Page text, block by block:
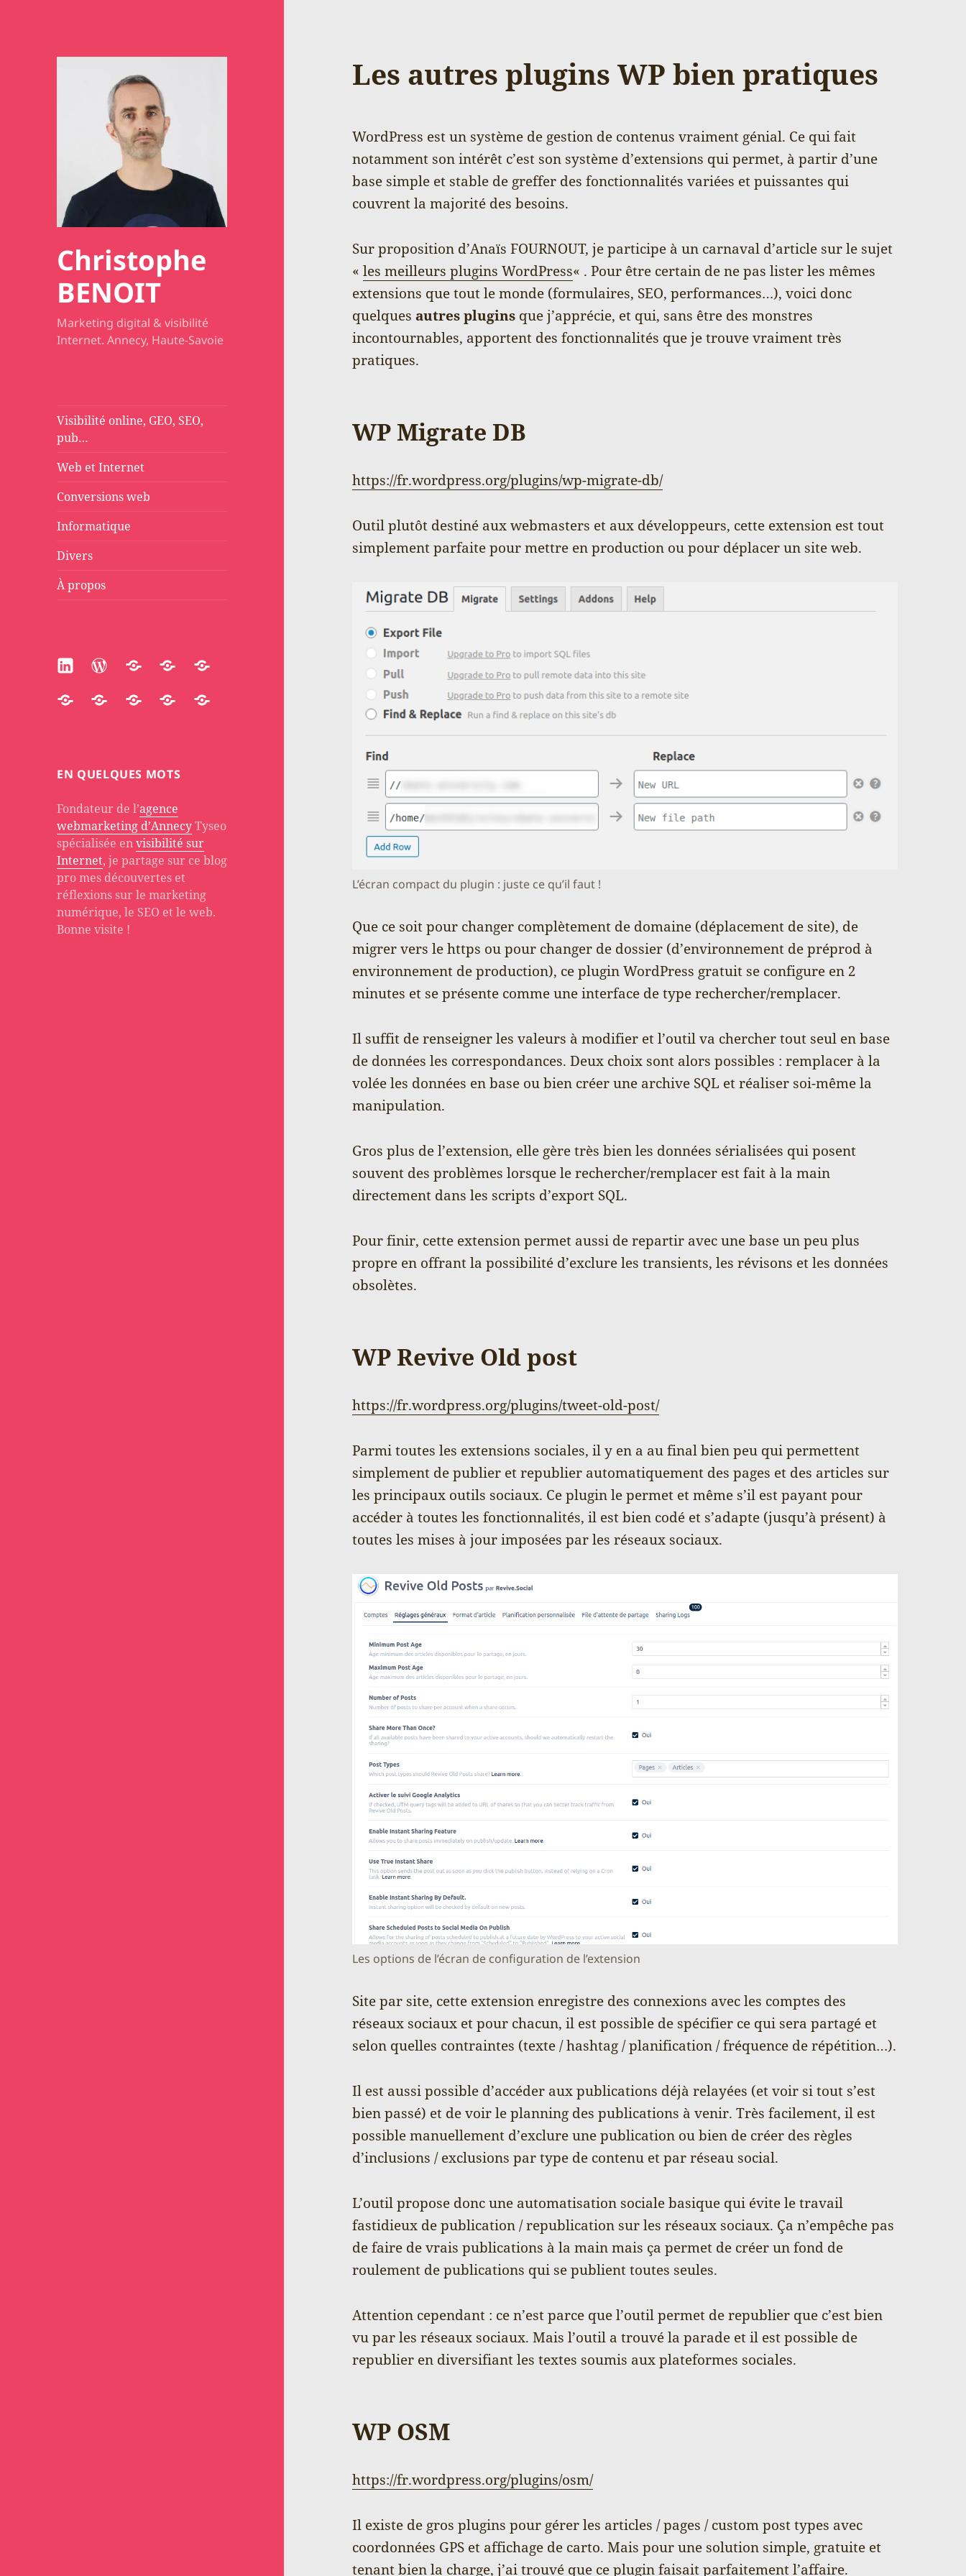
Christophe
BENOIT
Marketing digital & visibilité
Internet. Annecy, Haute-Savoie
Visibilité online, GEO, SEO,
pub…
Web et Internet
Conversions web
Informatique
Divers
À propos
LinkedinWordPressParticipateHuggingface
Substack
Accredible
QuoraStackoverflow
AboutPH
EN QUELQUES MOTS
Fondateur de l’agence
webmarketing d’AnnecyTyseo
spécialisée envisibilité sur
Internet, je partage sur ce blog
pro mes découvertes et
réflexions sur le marketing
numérique, le SEO et le web.
Bonne visite !
Les autres plugins WP bien pratiques
WordPress est un système de gestion de contenus vraiment génial. Ce qui fait
notamment son intérêt c’est son système d’extensions qui permet, à partir d’une
base simple et stable de greffer des fonctionnalités variées et puissantes qui
couvrent la majorité des besoins.
Sur proposition d’Anaïs FOURNOUT, je participe à un carnaval d’article sur le sujet
«les meilleurs plugins WordPress« . Pour être certain de ne pas lister les mêmes
extensions que tout le monde (formulaires, SEO, performances…), voici donc
quelques autres plugins que j’apprécie, et qui, sans être des monstres
incontournables, apportent des fonctionnalités que je trouve vraiment très
pratiques.
WP Migrate DB
https://fr.wordpress.org/plugins/wp-migrate-db/
Outil plutôt destiné aux webmasters et aux développeurs, cette extension est tout
simplement parfaite pour mettre en production ou pour déplacer un site web.
L’écran compact du plugin : juste ce qu’il faut !
Que ce soit pour changer complètement de domaine (déplacement de site), de
migrer vers le https ou pour changer de dossier (d’environnement de préprod à
environnement de production), ce plugin WordPress gratuit se configure en 2
minutes et se présente comme une interface de type rechercher/remplacer.
Il suffit de renseigner les valeurs à modifier et l’outil va chercher tout seul en base
de données les correspondances. Deux choix sont alors possibles : remplacer à la
volée les données en base ou bien créer une archive SQL et réaliser soi-même la
manipulation.
Gros plus de l’extension, elle gère très bien les données sérialisées qui posent
souvent des problèmes lorsque le rechercher/remplacer est fait à la main
directement dans les scripts d’export SQL.
Pour finir, cette extension permet aussi de repartir avec une base un peu plus
propre en offrant la possibilité d’exclure les transients, les révisons et les données
obsolètes.
WP Revive Old post
https://fr.wordpress.org/plugins/tweet-old-post/
Parmi toutes les extensions sociales, il y en a au final bien peu qui permettent
simplement de publier et republier automatiquement des pages et des articles sur
les principaux outils sociaux. Ce plugin le permet et même s’il est payant pour
accéder à toutes les fonctionnalités, il est bien codé et s’adapte (jusqu’à présent) à
toutes les mises à jour imposées par les réseaux sociaux.
Les options de l’écran de configuration de l’extension
Site par site, cette extension enregistre des connexions avec les comptes des
réseaux sociaux et pour chacun, il est possible de spécifier ce qui sera partagé et
selon quelles contraintes (texte / hashtag / planification / fréquence de répétition…).
Il est aussi possible d’accéder aux publications déjà relayées (et voir si tout s’est
bien passé) et de voir le planning des publications à venir. Très facilement, il est
possible manuellement d’exclure une publication ou bien de créer des règles
d’inclusions / exclusions par type de contenu et par réseau social.
L’outil propose donc une automatisation sociale basique qui évite le travail
fastidieux de publication / republication sur les réseaux sociaux. Ça n’empêche pas
de faire de vrais publications à la main mais ça permet de créer un fond de
roulement de publications qui se publient toutes seules.
Attention cependant : ce n’est parce que l’outil permet de republier que c’est bien
vu par les réseaux sociaux. Mais l’outil a trouvé la parade et il est possible de
republier en diversifiant les textes soumis aux plateformes sociales.
WP OSM
https://fr.wordpress.org/plugins/osm/
Il existe de gros plugins pour gérer les articles / pages / custom post types avec
coordonnées GPS et affichage de carto. Mais pour une solution simple, gratuite et
tenant bien la charge, j’ai trouvé que ce plugin faisait parfaitement l’affaire.